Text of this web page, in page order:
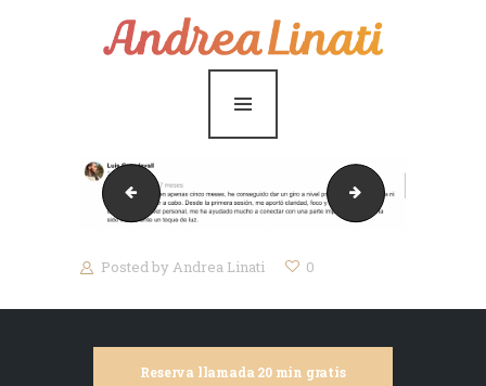
¿Cómo funciona?
Servicios
Coaching Gratis
Conóceme
Contáctame
Blog
Captura de pantalla 2020-05-15 a las 13.07.53Captura-de-
Posted byAndrea Linati 0
Reserva llamada 20 min gratis